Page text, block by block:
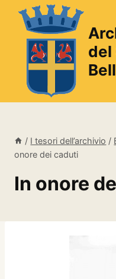
Salta
contenuto
del
/ I tesori dell’archivio /
onore dei caduti
In onore